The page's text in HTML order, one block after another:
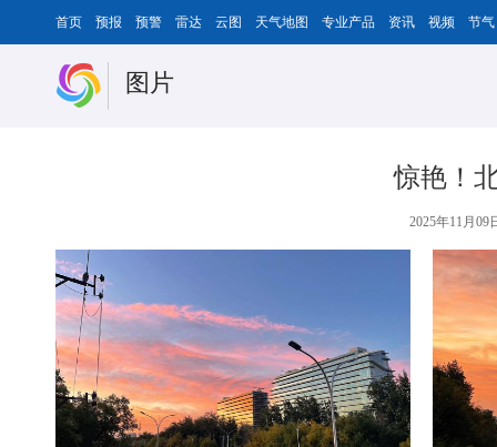
首页 预报 预警 雷达 云图 天气地图 专业产品 资讯 视频 节气
图片
惊艳！
2025年11月09